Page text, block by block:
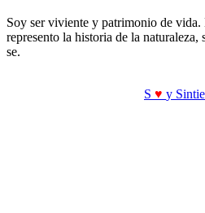
Soy ser viviente y patrimonio de
represento la historia de la
se.
S ♥ y